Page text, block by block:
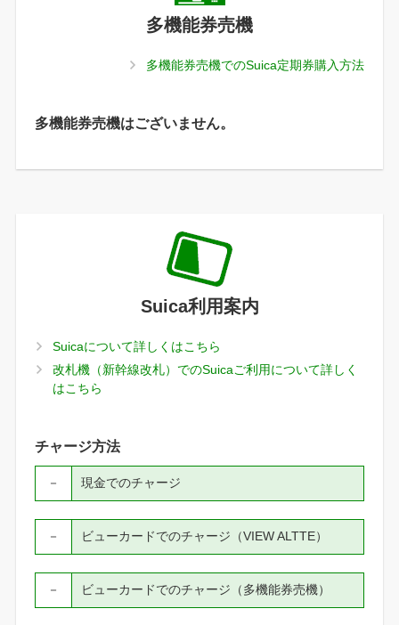
多機能券売機
多機能券売機でのSuica定期券購入方法
多機能券売機はございません。
Suica利用案内
Suicaについて詳しくはこちら
改札機（新幹線改札）でのSuicaご利用について詳しく
はこちら
チャージ方法
現金でのチャージ
－
ビューカードでのチャージ（VIEW ALTTE）
－
ビューカードでのチャージ（多機能券売機）
－